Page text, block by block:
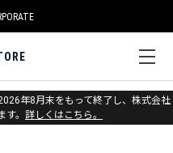
年8月末をもって終了し、株式会社
。 詳しくはこちら。
ル > ジャケット